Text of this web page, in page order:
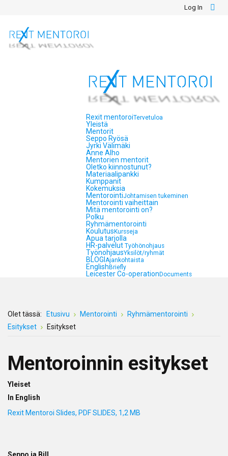
Log In
Rexit mentoroiTervetuloa
Yleistä
Mentorit
Seppo Ryösä
Jyrki Välimäki
Anne Alho
Mentorien mentorit
Oletko kiinnostunut?
Materiaalipankki
Kumppanit
Kokemuksia
MentorointiJohtamisen tukeminen
Mentorointi vaiheittain
Mitä mentorointi on?
Polku
Ryhmämentorointi
Koulutus Kursseja
Apua tarjolla
HR-palvelut Työhönohjaus
TyönohjausYksilöt/ryhmät
BLOGI Ajankohtaista
English Briefly
Leicester Co-operation Documents
Olet tässä: Etusivu Mentorointi
Ryhmämentorointi
Esitykset
Esitykset
Mentoroinnin esitykset
Yleiset
In English
Rexit Mentoroi Slides, PDF SLIDES, 1,2 MB